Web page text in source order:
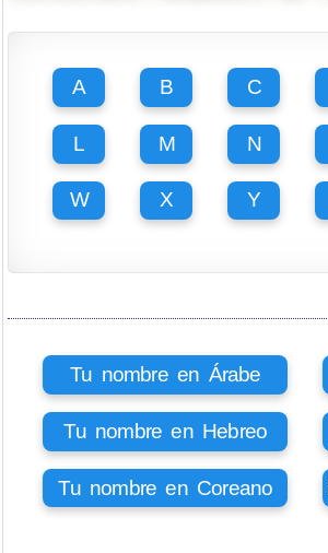
A B C
L M N
W X Y
Tu nombre en Árabe
Tu nombre en Hebreo
Tu nombre en Coreano